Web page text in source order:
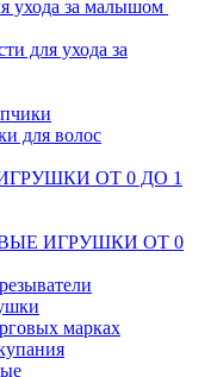
ухода за малышом
для ухода за
для волос
ОТ 0 ДО 1
ИГРУШКИ ОТ 0
марках